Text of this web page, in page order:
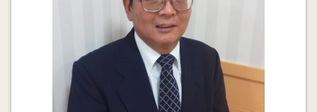
そのためには優先すべき課題があります。
夫婦相互遺言は早めに作成しましょう
2014.06.03
遺言作成最適年齢は70歳？